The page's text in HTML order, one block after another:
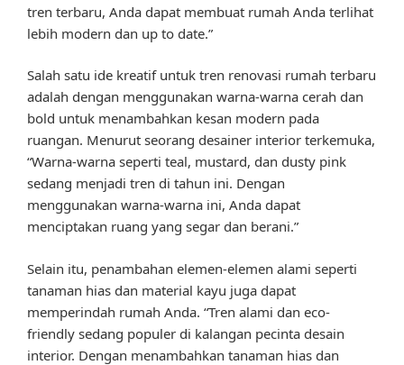
tren terbaru, Anda dapat membuat rumah Anda terlihat
lebih modern dan up to date.”
Salah satu ide kreatif untuk tren renovasi rumah terbaru
adalah dengan menggunakan warna-warna cerah dan
bold untuk menambahkan kesan modern pada
ruangan. Menurut seorang desainer interior terkemuka,
“Warna-warna seperti teal, mustard, dan dusty pink
sedang menjadi tren di tahun ini. Dengan
menggunakan warna-warna ini, Anda dapat
menciptakan ruang yang segar dan berani.”
Selain itu, penambahan elemen-elemen alami seperti
tanaman hias dan material kayu juga dapat
memperindah rumah Anda. “Tren alami dan eco-
friendly sedang populer di kalangan pecinta desain
interior. Dengan menambahkan tanaman hias dan